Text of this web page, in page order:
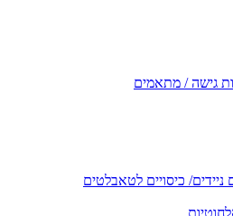
גישה / מתאמים
כיסויים לטאבלטים